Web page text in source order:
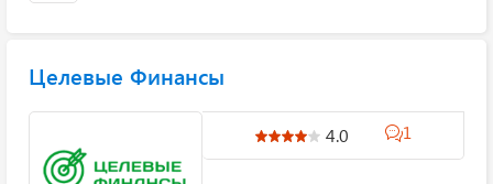
Целевые Финансы
4.0 1